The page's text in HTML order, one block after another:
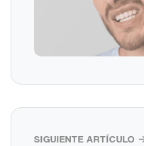
SIGUIENTE ARTÍCULO